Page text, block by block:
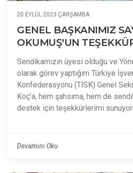
20 EYLÜL 2023 ÇARŞAMBA
GENEL BAŞKANIMIZ
OKUMUŞ'UN
Sendikamızın üyesi olduğu ve
olarak görev yaptığım Türkiye
Konfederasyonu (TİSK) Genel
Koç’a, hem şahsıma, hem de
destek için teşekkürlerimi
Devamını Oku